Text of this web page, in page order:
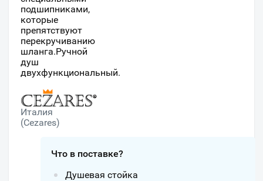
подшипниками,
которые
препятствуют
перекручиванию
шланга.Ручной
душ
двухфункциональный.
Италия
(Cezares)
Что в поставке?
Душевая стойка